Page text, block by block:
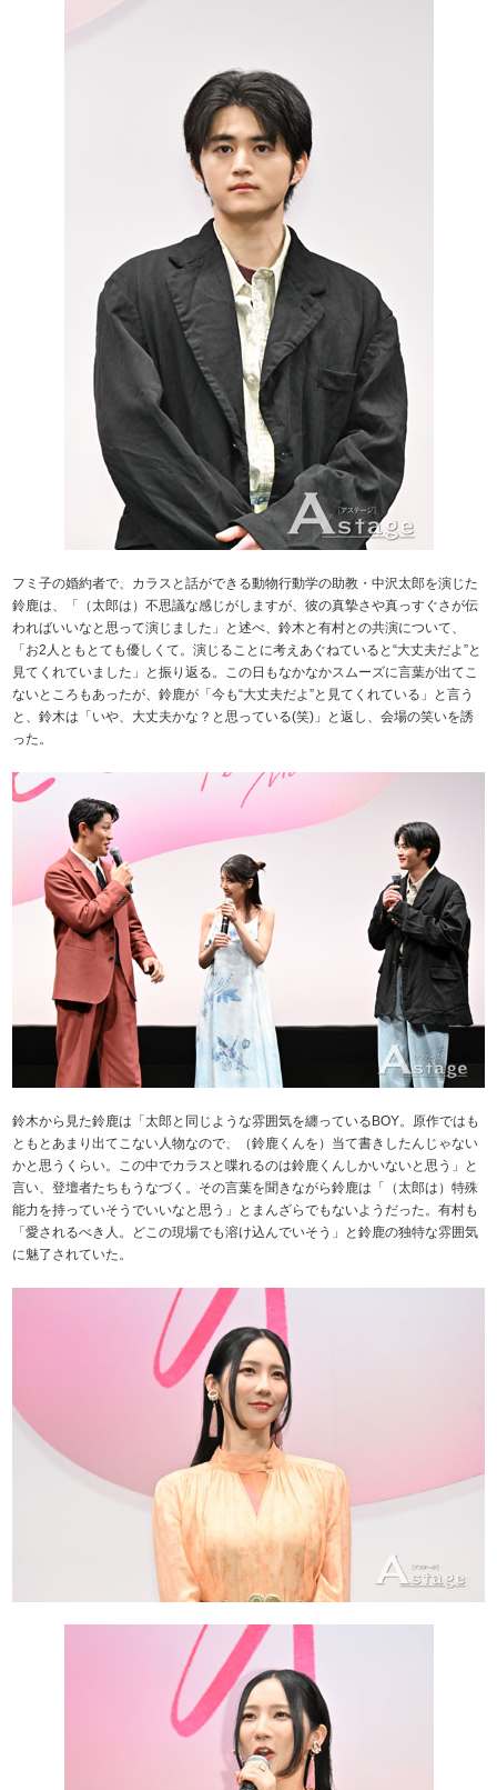
フミ子の婚約者で、カラスと話ができる動物行動学の助教・中沢太郎を演じた
鈴鹿は、「（太郎は）不思議な感じがしますが、彼の真摯さや真っすぐさが伝
わればいいなと思って演じました」と述べ、鈴木と有村との共演について、
「お2人ともとても優しくて。演じることに考えあぐねていると“大丈夫だよ”と
見てくれていました」と振り返る。この日もなかなかスムーズに言葉が出てこ
ないところもあったが、鈴鹿が「今も“大丈夫だよ”と見てくれている」と言う
と、鈴木は「いや、大丈夫かな？と思っている(笑)」と返し、会場の笑いを誘
った。
鈴木から見た鈴鹿は「太郎と同じような雰囲気を纏っているBOY。原作ではも
ともとあまり出てこない人物なので、（鈴鹿くんを）当て書きしたんじゃない
かと思うくらい。この中でカラスと喋れるのは鈴鹿くんしかいないと思う」と
言い、登壇者たちもうなづく。その言葉を聞きながら鈴鹿は「（太郎は）特殊
能力を持っていそうでいいなと思う」とまんざらでもないようだった。有村も
「愛されるべき人。どこの現場でも溶け込んでいそう」と鈴鹿の独特な雰囲気
に魅了されていた。